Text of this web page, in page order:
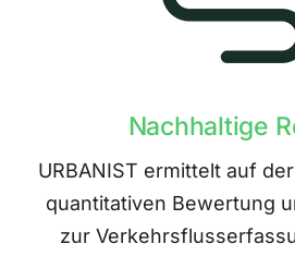
Nachhaltige
URBANIST ermittelt auf
quantitativen Bewertung
zur